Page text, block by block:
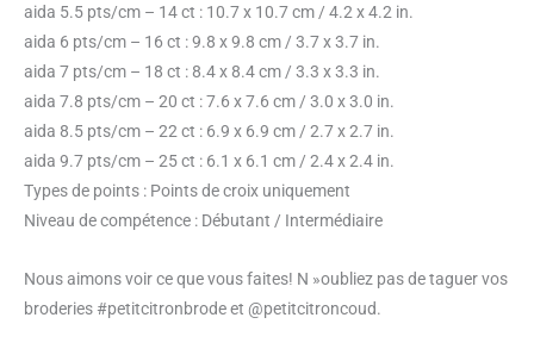
aida 5.5 pts/cm – 14 ct : 10.7 x 10.7 cm / 4.2 x 4.2 in.
aida 6 pts/cm – 16 ct : 9.8 x 9.8 cm / 3.7 x 3.7 in.
aida 7 pts/cm – 18 ct : 8.4 x 8.4 cm / 3.3 x 3.3 in.
aida 7.8 pts/cm – 20 ct : 7.6 x 7.6 cm / 3.0 x 3.0 in.
aida 8.5 pts/cm – 22 ct : 6.9 x 6.9 cm / 2.7 x 2.7 in.
aida 9.7 pts/cm – 25 ct : 6.1 x 6.1 cm / 2.4 x 2.4 in.
Types de points : Points de croix uniquement
Niveau de compétence : Débutant / Intermédiaire
Nous aimons voir ce que vous faites! N »oubliez pas de taguer vos
broderies #petitcitronbrode et @petitcitroncoud.